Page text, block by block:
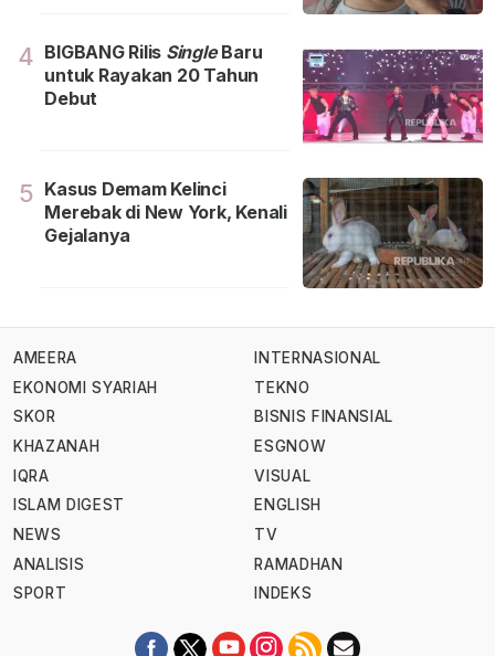
4 BIGBANG Rilis SingleBaru
untuk Rayakan 20 Tahun
Debut
5 Kasus Demam Kelinci
Merebak di New York, Kenali
Gejalanya
AMEERA
EKONOMI SYARIAH
SKOR
KHAZANAH
IQRA
ISLAM DIGEST
NEWS
ANALISIS
SPORT
INTERNASIONAL
TEKNO
BISNIS FINANSIAL
ESGNOW
VISUAL
ENGLISH
TV
RAMADHAN
INDEKS